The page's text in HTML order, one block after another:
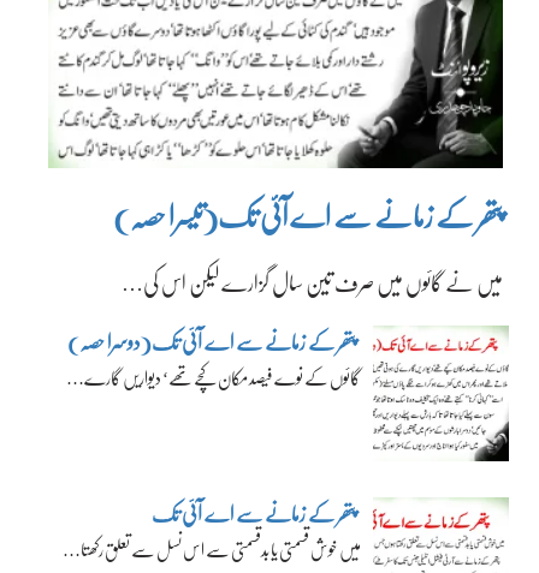
پتھر کے زمانے سے اے آئی تک(تیسرا حصہ)
میں نے گائوں میں صرف تین سال گزارے لیکن اس کی…
پتھر کے زمانے سے اے آئی تک(دوسرا حصہ)
گائوں کے نوے فیصد مکان کچے تھے‘ دیواریں گارے…
پتھر کے زمانے سے اے آئی تک
میں خوش قسمتی یا بدقسمتی سے اس نسل سے تعلق رکھتا…